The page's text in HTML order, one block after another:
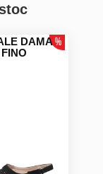
DAMA